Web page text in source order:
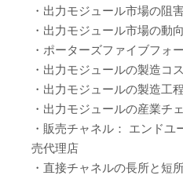
・出力モジュール市場の阻
・出力モジュール市場の動向
・ポーターズファイブフォ
・出力モジュールの製造コ
・出力モジュールの製造工
・出力モジュールの産業チ
・販売チャネル： エンド
売代理店
・直接チャネルの長所と短